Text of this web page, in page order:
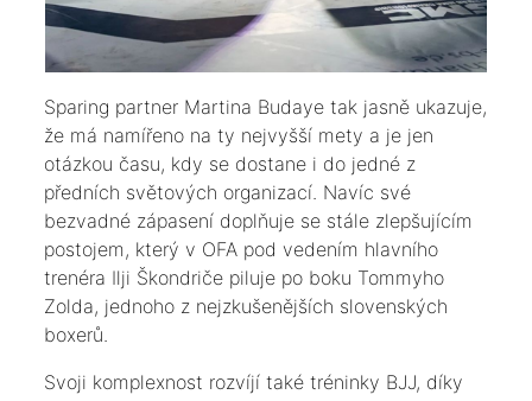
Sparing partner Martina Budaye tak jasně ukazuje,
že má namířeno na ty nejvyšší mety a je jen
otázkou času, kdy se dostane i do jedné z
předních světových organizací. Navíc své
bezvadné zápasení doplňuje se stále zlepšujícím
postojem, který v OFA pod vedením hlavního
trenéra Ilji Škondriče piluje po boku Tommyho
Zolda, jednoho z nejzkušenějších slovenských
boxerů.
Svoji komplexnost rozvíjí také tréninky BJJ, díky